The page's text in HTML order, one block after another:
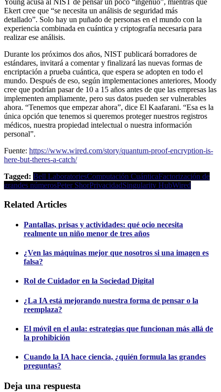
Ekert cree que “se necesita un análisis de seguridad más
detallado”. Solo hay un puñado de personas en el mundo con la
experiencia combinada en cuántica y criptografía necesaria para
realizar ese análisis.
Durante los próximos dos años, NIST publicará borradores de
estándares, invitará a comentar y finalizará las nuevas formas de
encriptación a prueba cuántica, que espera se adopten en todo el
mundo. Después de eso, según implementaciones anteriores, Moody
cree que podrían pasar de 10 a 15 años antes de que las empresas las
implementen ampliamente, pero sus datos pueden ser vulnerables
ahora. “Tenemos que empezar ahora”, dice El Kaafarani. “Esa es la
única opción que tenemos si queremos proteger nuestros registros
médicos, nuestra propiedad intelectual o nuestra información
personal”.
Fuente: https://www.wired.com/story/quantum-proof-encryption-is-
here-but-theres-a-catch/
Tagged: Bell LaboratoriesComputación CuánticaFactorización de
grandes númerosPeter ShorPrivacidadSingularity HubWired
Related Articles
Pantallas, prisas y actividades: qué ocio necesita
realmente un niño menor de tres años
¿Ven las máquinas mejor que nosotros si una imagen es
falsa?
Rol de Cuidador en la Sociedad Digital
¿La IA está mejorando nuestra forma de pensar o la
reemplaza?
El móvil en el aula: estrategias que funcionan más allá de
la prohibición
Cuando la IA hace ciencia, ¿quién formula las grandes
preguntas?
Deja una respuesta